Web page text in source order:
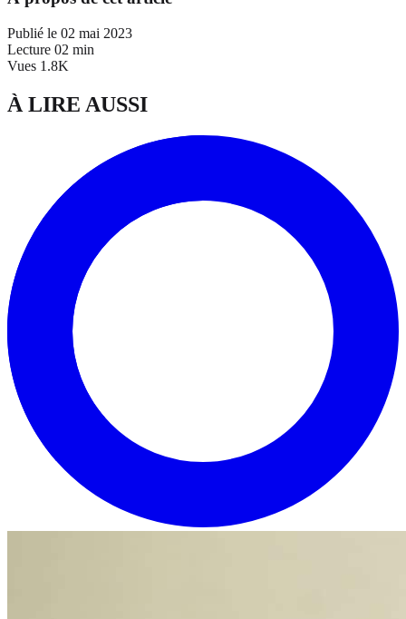
Publié le 02 mai 2023
Lecture 02 min
Vues 1.8K
À LIRE AUSSI